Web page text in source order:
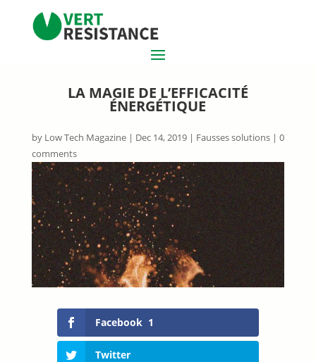
LA MAGIE DE L’EFFICACITÉ
ÉNERGÉTIQUE
by Low Tech Magazine| Dec 14, 2019| Fausses solutions| 0
comments
Facebook 1
Twitter